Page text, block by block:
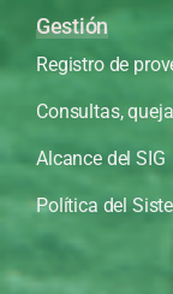
Gestión
Registro de
Consultas,
Alcance del SIG
Política del